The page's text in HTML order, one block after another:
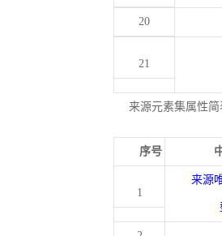
20
21
来源元素集属性简
序号
1
来源